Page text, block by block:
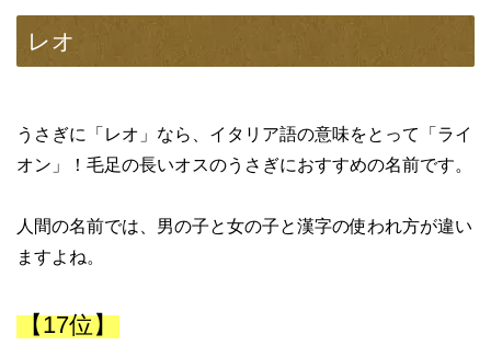
レオ
うさぎに「レオ」なら、イタリア語の意味をとって「ライ
オン」！毛足の長いオスのうさぎにおすすめの名前です。
人間の名前では、男の子と女の子と漢字の使われ方が違い
ますよね。
【17位】